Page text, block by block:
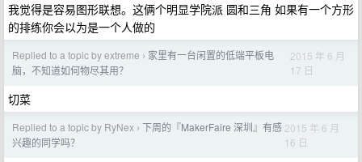
我觉得是容易图形联想。这俩个明显学院派 圆和三角 如果有一个方形
的排练你会以为是一个人做的
Replied to a topic by extreme › 家里有一台闲置的低端平板电
脑，不知道如何物尽其用？
2015 年 6 月
17 日
切菜
Replied to a topic by RyNex › 下周的『MakerFaire 深圳』有感
兴趣的同学吗？
2015 年 6 月
16 日